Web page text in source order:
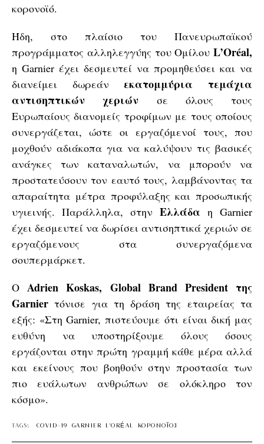
κορονοϊό.
Ήδη, στο πλαίσιο του Πανευρωπαϊκού
προγράμματος αλληλεγγύης του Ομίλου L’Oréal,
η Garnier έχει δεσμευτεί να προμηθεύσει και να
διανείμει δωρεάν εκατομμύρια τεμάχια
αντισηπτικών χεριών σε όλους τους
Ευρωπαίους διανομείς τροφίμων με τους οποίους
συνεργάζεται, ώστε οι εργαζόμενοί τους, που
μοχθούν αδιάκοπα για να καλύψουν τις βασικές
ανάγκες των καταναλωτών, να μπορούν να
προστατεύσουν τον εαυτό τους, λαμβάνοντας τα
απαραίτητα μέτρα προφύλαξης και προσωπικής
υγιεινής. Παράλληλα, στην Ελλάδα η Garnier
έχει δεσμευτεί να δωρίσει αντισηπτικά χεριών σε
εργαζόμενους στα συνεργαζόμενα
σουπερμάρκετ.
ΟAdrien Koskas, Global Brand President της
Garnier τόνισε για τη δράση της εταιρείας τα
εξής: «Στη Garnier, πιστεύουμε ότι είναι δική μας
ευθύνη να υποστηρίξουμε όλους όσους
εργάζονται στην πρώτη γραμμή κάθε μέρα αλλά
και εκείνους που βοηθούν στην προστασία των
πιο ευάλωτων ανθρώπων σε ολόκληρο τον
κόσμο».
TAGS: COVID-19 GARNIER L'ORÉAL ΚΟΡΟΝΟΪΟΣ